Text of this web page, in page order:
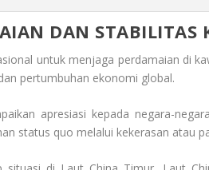
DAN STABILITAS
untuk menjaga perdamaian di
pertumbuhan ekonomi global.
apresiasi kepada negara-
status quo melalui kekerasan atau